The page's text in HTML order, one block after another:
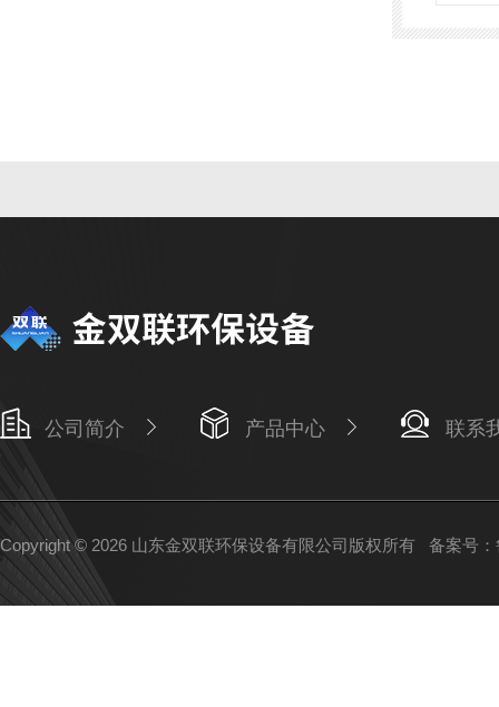
公司简介 产品中心 联系
Copyright © 2026 山东金双联环保设备有限公司版权所有 备案号